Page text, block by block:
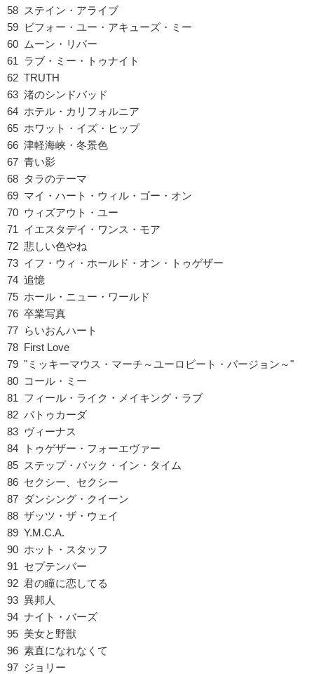
58 ステイン・アライブ
59 ビフォー・ユー・アキューズ・ミー
60 ムーン・リバー
61 ラブ・ミー・トゥナイト
62 TRUTH
63 渚のシンドバッド
64 ホテル・カリフォルニア
65 ホワット・イズ・ヒップ
66 津軽海峡・冬景色
67 青い影
68 タラのテーマ
69 マイ・ハート・ウィル・ゴー・オン
70 ウィズアウト・ユー
71 イエスタデイ・ワンス・モア
72 悲しい色やね
73 イフ・ウィ・ホールド・オン・トゥゲザー
74 追憶
75 ホール・ニュー・ワールド
76 卒業写真
77 らいおんハート
78 First Love
79 "ミッキーマウス・マーチ～ユーロビート・バージョン～"
80 コール・ミー
81 フィール・ライク・メイキング・ラブ
82 バトゥカーダ
83 ヴィーナス
84 トゥゲザー・フォーエヴァー
85 ステップ・バック・イン・タイム
86 セクシー、セクシー
87 ダンシング・クイーン
88 ザッツ・ザ・ウェイ
89 Y.M.C.A.
90 ホット・スタッフ
91 セプテンバー
92 君の瞳に恋してる
93 異邦人
94 ナイト・バーズ
95 美女と野獣
96 素直になれなくて
97 ジョリー